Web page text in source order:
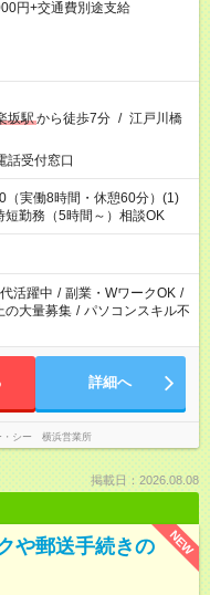
円+交通費別途支給
坂駅から徒歩7分 / 江戸川橋
話受付窓口
実働8時間・休憩60分）(1)
勤務（5時間～）相談OK
活躍中 / 副業・WワークOK /
の大量募集 / パソコンスキル不
詳細へ
・シー 横浜営業所
掲載日：2026.08.08
NEW
や郵送手続きの